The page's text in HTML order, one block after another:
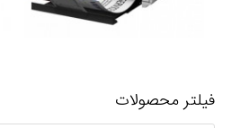
فیلتر محصولات